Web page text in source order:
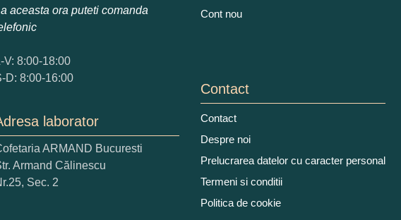
Adaugati o parere despre acest produs:
Ce nota acordati acestui produs?
1 2 3 4
Nu tocmai bun
aceasta ora puteti comanda
V: 8:00-18:00
D: 8:00-16:00
laborator
ARMAND Bucuresti
Armand Călinescu
Sec. 2
Cont nou
Contact
Contact
Despre noi
Prelucrarea datelor cu caracter personal
Termeni si conditii
Politica de cookie